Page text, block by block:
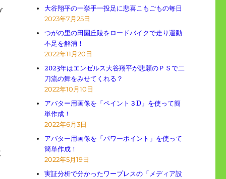
大谷翔平の一挙手一投足に悲喜こもごもの毎日
2023年7月25日
つがの里の田園丘陵をロードバイクで走り運動
不足を解消！
2022年11月20日
2023年はエンゼルス大谷翔平が悲願のＰＳで二
刀流の舞をみせてくれる？
2022年10月10日
アバター用画像を「ペイント３D」を使って簡
単作成！
2022年6月3日
アバター用画像を「パワーポイント」を使って
簡単作成！
2022年5月19日
実証分析で分かったワープレスの「メディア設